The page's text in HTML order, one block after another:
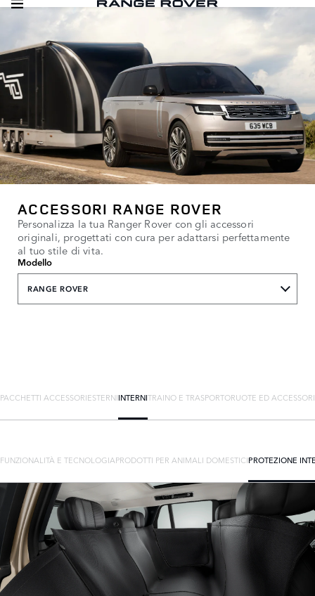
ACCESSORI RANGE ROVER
Personalizza la tua Ranger Rover con gli accessori
originali, progettati con cura per adattarsi perfettamente
al tuo stile di vita.
Modello
RANGE ROVER
PACCHETTI ACCESSORIESTERNIINTERNITRAINO E TRASPORTORUOTE ED ACCESSORI
FUNZIONALITÀ E TECNOLOGIAPRODOTTI PER ANIMALI DOMESTICIPROTEZIONE